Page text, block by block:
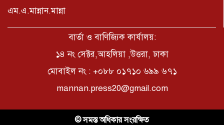
ছাত্রদলের হামলায় জকসু ভিপিসহ শিবির-
ছাত্রশক্তির বেশ কয়েকজন আহত
মির্জাপুর পূর্ব ৮নং ওয়ার্ড বিএনপির
পরামর্শ সভা
ভ্রমণ কাহিনী: পদ্মা পারে আনন্দ ভ্রমণ –
এম.এ.মান্নান.মান্না
বার্তা ও বাণিজ্যিক কার্যালয়:
১৪ নং সেক্টর,আহলিয়া ,উত্তরা, ঢাকা
মোবাইল নং : +০৮৮ ০১৭১০ ৬৯৯ ৬৭১
mannan.press20@gmail.com
© সমস্ত অধিকার সংরক্ষিত